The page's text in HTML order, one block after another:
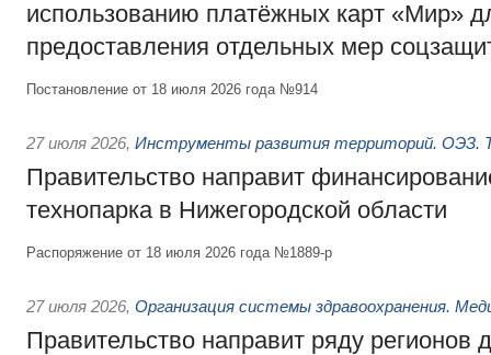
использованию платёжных карт «Мир»
предоставления отдельных мер
Постановление от 18 июля 2026 года №914
27 июля 2026, Инструменты развития территорий. ОЭЗ.
Правительство направит
технопарка в Нижегородской области
Распоряжение от 18 июля 2026 года №1889-р
27 июля 2026, Организация системы здравоохранения.
Правительство направит ряду регионов